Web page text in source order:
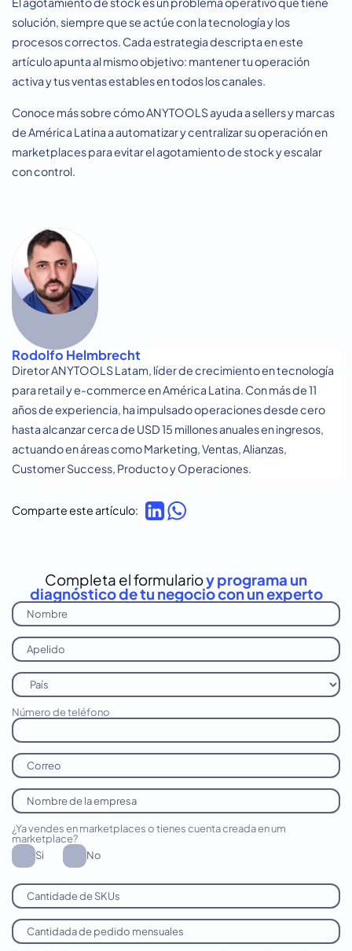
solución, siempre que se actúe con la tecnología y los
procesos correctos. Cada estrategia descripta en este
artículo apunta al mismo objetivo: mantener tu operación
activa y tus ventas estables en todos los canales.
Conoce más sobre cómo ANYTOOLS ayuda a sellers y marcas
de América Latina a automatizar y centralizar su operación en
marketplaces para evitar el agotamiento de stock y escalar
con control.
Rodolfo Helmbrecht
Diretor ANYTOOLS Latam, líder de crecimiento en tecnología
para retail y e-commerce en América Latina. Con más de 11
años de experiencia, ha impulsado operaciones desde cero
hasta alcanzar cerca de USD 15 millones anuales en ingresos,
actuando en áreas como Marketing, Ventas, Alianzas,
Customer Success, Producto y Operaciones.
Comparte este artículo:
Completa el formularioy programa un
diagnóstico de tu negocio con un experto
Número de teléfono
¿Ya vendes en marketplaces o tienes cuenta creada en um
marketplace?
Si
No